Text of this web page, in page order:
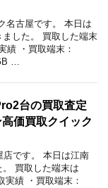
名古屋です。 本日は
した。 買取した端末
績 ・買取端末：
…
台の買取査定
価買取クイック
店です。 本日は江南
買取した端末は
実績 ・買取端末：